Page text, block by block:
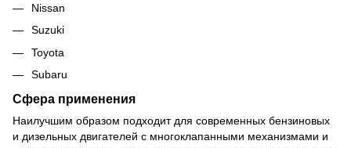
Nissan
Suzuki
Toyota
Subaru
Сфера применения
Наилучшим образом подходит для современных бензиновых
и дизельных двигателей с многоклапанными механизмами и